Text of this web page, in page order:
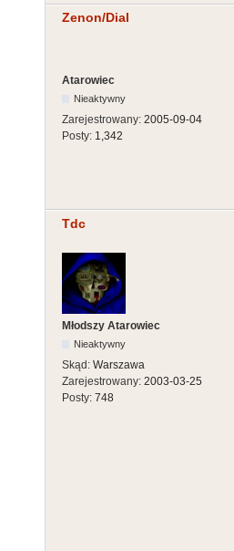
Zenon/Dial
Atarowiec
Nieaktywny
Zarejestrowany: 2005-09-04
Posty: 1,342
Tdc
Młodszy Atarowiec
Nieaktywny
Skąd: Warszawa
Zarejestrowany: 2003-03-25
Posty: 748